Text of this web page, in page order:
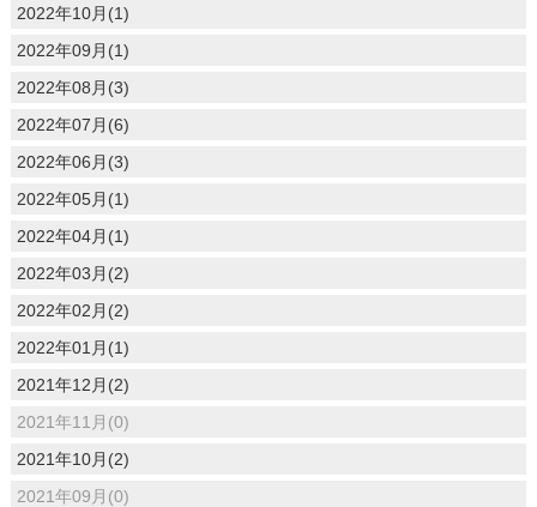
2022年10月(1)
2022年09月(1)
2022年08月(3)
2022年07月(6)
2022年06月(3)
2022年05月(1)
2022年04月(1)
2022年03月(2)
2022年02月(2)
2022年01月(1)
2021年12月(2)
2021年11月(0)
2021年10月(2)
2021年09月(0)